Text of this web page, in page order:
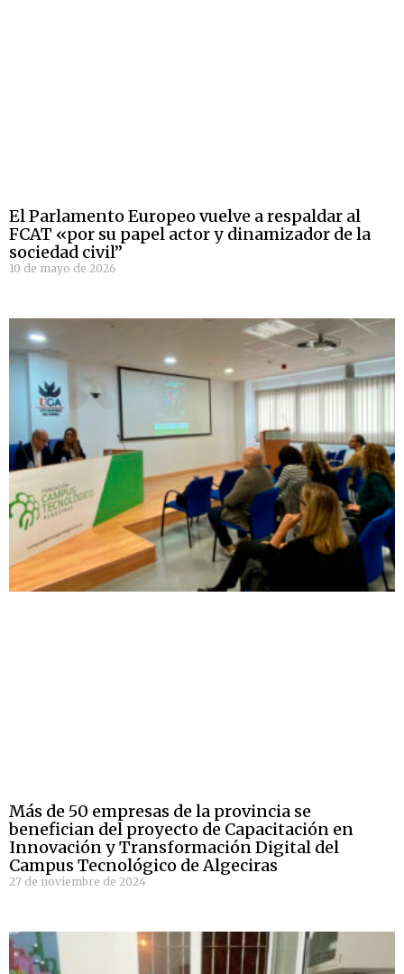
El Parlamento Europeo vuelve a respaldar al
FCAT «por su papel actor y dinamizador de la
sociedad civil”
10 de mayo de 2026
Más de 50 empresas de la provincia se
benefician del proyecto de Capacitación en
Innovación y Transformación Digital del
Campus Tecnológico de Algeciras
27 de noviembre de 2024